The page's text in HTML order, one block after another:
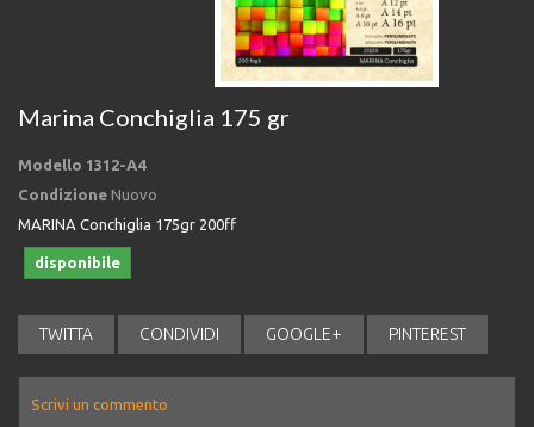
Marina Conchiglia 175 gr
Modello 1312-A4
Condizione Nuovo
MARINA Conchiglia 175gr 200ff
disponibile
TWITTA CONDIVIDI GOOGLE+ PINTEREST
Scrivi un commento